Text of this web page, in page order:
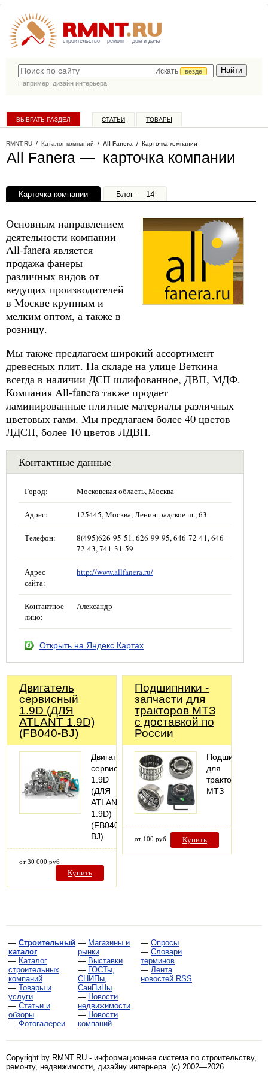
строительство ремонт дом и дача
Искать
везде
Например, дизайн интерьера
ВЫБРАТЬ РАЗДЕЛ СТАТЬИ ТОВАРЫ
RMNT.RU / Каталог компаний / All Fanera / Карточка компании
All Fanera — карточка компании
Карточка компании
Блог — 14
Основным направлением
деятельности компании
All-fanera является
продажа фанеры
различных видов от
ведущих производителей
в Москве крупным и
мелким оптом, а также в
розницу.
Мы также предлагаем широкий ассортимент
древесных плит. На складе на улице Веткина
всегда в наличии ДСП шлифованное, ДВП, МДФ.
Компания All-fanera также продает
ламинированные плитные материалы различных
цветовых гамм. Мы предлагаем более 40 цветов
ЛДСП, более 10 цветов ЛДВП.
Контактные данные
Город: Московская область, Москва
Адрес: 125445, Москва, Ленинградское ш., 63
Телефон:
8(495)626-95-51, 626-99-95, 646-72-41, 646-
72-43, 741-31-59
Адрес
сайта:
http://www.allfanera.ru/
Контактное
лицо:
Александр
Открыть на Яндекс.Картах
Двигатель
сервисный
1.9D (ДЛЯ
ATLANT 1.9D)
(FB040-BJ)
Двигатель
сервисный
1.9D
(ДЛЯ
ATLANT
1.9D)
(FB040-
BJ)
от 30 000 руб
Купить
Подшипники -
запчасти для
тракторов МТЗ
с доставкой по
России
Подшипники
для
тракторов
МТЗ
от 100 руб Купить
— Строительный
каталог
— Каталог
строительных
компаний
— Товары и
услуги
— Статьи и
обзоры
— Фотогалереи
— Магазины и
рынки
— Выставки
— ГОСТы,
СНИПы,
СанПиНы
— Новости
недвижимости
— Новости
компаний
— Опросы
— Словари
терминов
— Лента
новостей RSS
Copyright by RMNT.RU - информационная система по строительству,
ремонту, недвижимости, дизайну интерьера. (c) 2002—2026